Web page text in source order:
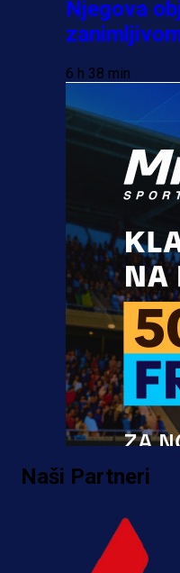
Njegova
6 h 38 min
Promo vijesti
Naši Partneri